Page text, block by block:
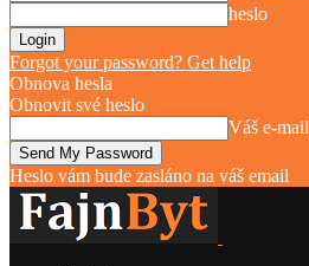
heslo
Forgot your password? Get help
Obnova hesla
Obnovit své heslo
Váš e-mail
Heslo vám bude zasláno na váš email